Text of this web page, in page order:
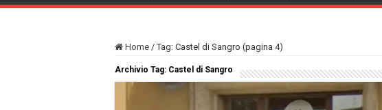
Home / Tag: Castel di Sangro (pagina 4)
Archivio Tag: Castel di Sangro